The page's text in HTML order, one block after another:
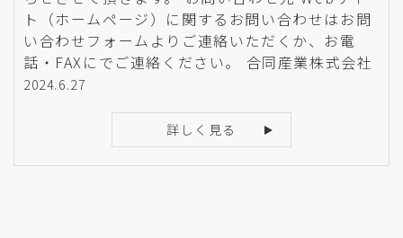
ト（ホームページ）に関するお問い合わせはお問
い合わせフォームよりご連絡いただくか、お電
話・FAXにでご連絡ください。 合同産業株式会社
2024.6.27
詳しく見る